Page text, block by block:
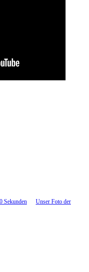
Sekunden
Unser Foto der